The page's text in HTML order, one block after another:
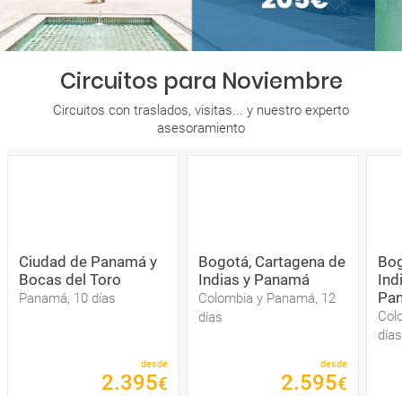
Circuitos para Noviembre
Circuitos con traslados, visitas... y nuestro experto
asesoramiento
Ciudad de Panamá y
Bocas del Toro
Panamá, 10 días
desde
2.395€
Bogotá, Cartagena de
Indias y Panamá
Colombia y Panamá, 12
días
desde
2.595€
días